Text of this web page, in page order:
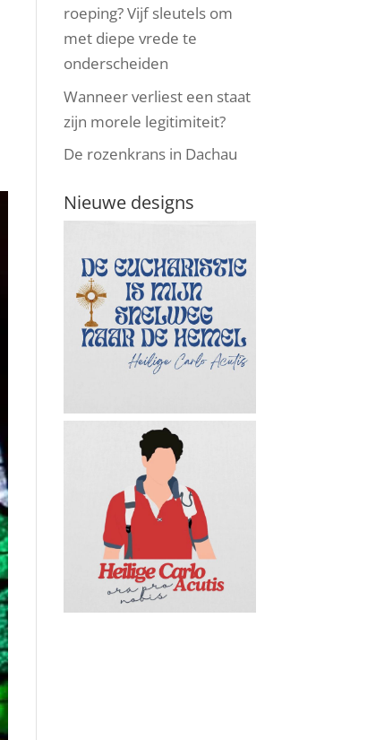
roeping? Vijf sleutels om
met diepe vrede te
onderscheiden
Wanneer verliest een staat
zijn morele legitimiteit?
De rozenkrans in Dachau
Nieuwe designs